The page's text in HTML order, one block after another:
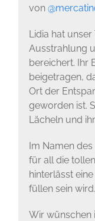
von
Lidia hat
Ausstrahlung
bereichert. Ihr
beigetragen,
Ort der
geworden ist.
Lächeln und
Im Namen
für all die
hinterlässt
füllen sein wird.
Wir wünschen